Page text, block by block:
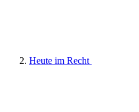
Heute im Recht